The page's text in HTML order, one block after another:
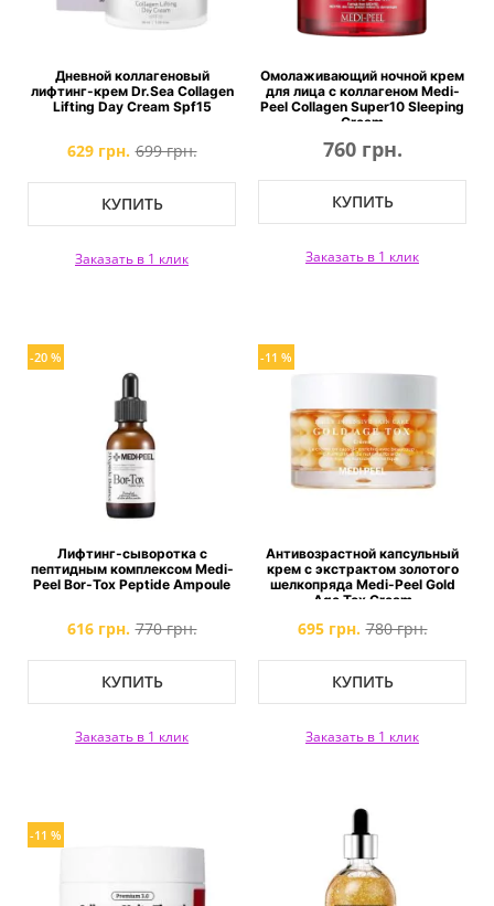
Дневной коллагеновый
лифтинг-крем Dr.Sea Collagen
Lifting Day Cream Spf15
629 грн. 699 грн.
КУПИТЬ
Заказать в 1 клик
Омолаживающий ночной крем
для лица с коллагеном Medi-
Peel Collagen Super10 Sleeping
Cream
760 грн.
КУПИТЬ
Заказать в 1 клик
-20 %
Лифтинг-сыворотка с
пептидным комплексом Medi-
Peel Bor-Tox Peptide Ampoule
616 грн. 770 грн.
КУПИТЬ
Заказать в 1 клик
-11 %
Антивозрастной капсульный
крем с экстрактом золотого
шелкопряда Medi-Peel Gold
Age Tox Cream
695 грн. 780 грн.
КУПИТЬ
Заказать в 1 клик
-11 %